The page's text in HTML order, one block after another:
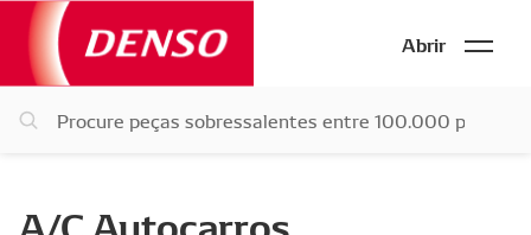
Abrir
A/C Autocarros